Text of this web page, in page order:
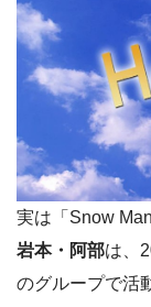
実は「Snow
岩本・阿部は、
のグループで活